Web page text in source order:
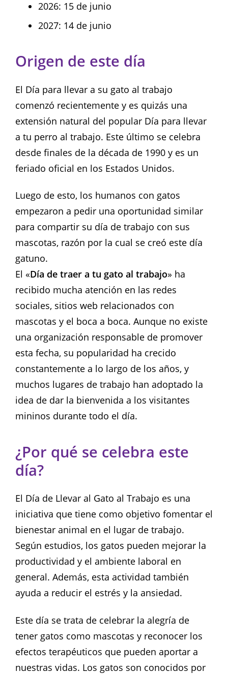
2026: 15 de junio
2027: 14 de junio
Origen de este día
El Día para llevar a su gato al trabajo
comenzó recientemente y es quizás una
extensión natural del popular Día para llevar
a tu perro al trabajo. Este último se celebra
desde finales de la década de 1990 y es un
feriado oficial en los Estados Unidos.
Luego de esto, los humanos con gatos
empezaron a pedir una oportunidad similar
para compartir su día de trabajo con sus
mascotas, razón por la cual se creó este día
gatuno.
El «Día de traer a tu gato al trabajo» ha
recibido mucha atención en las redes
sociales, sitios web relacionados con
mascotas y el boca a boca. Aunque no existe
una organización responsable de promover
esta fecha, su popularidad ha crecido
constantemente a lo largo de los años, y
muchos lugares de trabajo han adoptado la
idea de dar la bienvenida a los visitantes
mininos durante todo el día.
¿Por qué se celebra este
día?
El Día de Llevar al Gato al Trabajo es una
iniciativa que tiene como objetivo fomentar el
bienestar animal en el lugar de trabajo.
Según estudios, los gatos pueden mejorar la
productividad y el ambiente laboral en
general. Además, esta actividad también
ayuda a reducir el estrés y la ansiedad.
Este día se trata de celebrar la alegría de
tener gatos como mascotas y reconocer los
efectos terapéuticos que pueden aportar a
nuestras vidas. Los gatos son conocidos por